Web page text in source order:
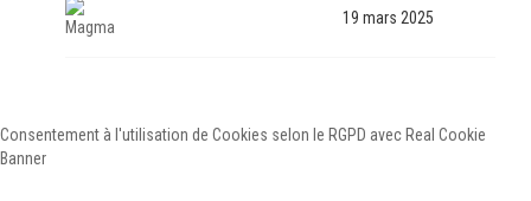
Magma 19 mars 2025
Consentement à l'utilisation de Cookies selon le RGPD avec Real Cookie
Banner